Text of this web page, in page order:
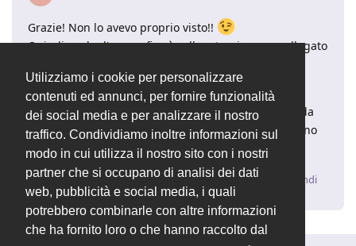
Utilizziamo i cookie per personalizzare
contenuti ed annunci, per fornire funzionalità
dei social media e per analizzare il nostro
traffico. Condividiamo inoltre informazioni sul
modo in cui utilizza il nostro sito con i nostri
partner che si occupano di analisi dei dati
web, pubblicità e social media, i quali
potrebbero combinarle con altre informazioni
che ha fornito loro o che hanno raccolto dal
Grazie! Non lo avevo proprio visto!!
Quindi anche l'anagrafica è collegata, rimane scollegato
In alternativa potrebbe essere utile che il cerca
mostrasse anche i risultati relativi ai contratti, così da
vedere subito se un cliente ha un contratto oppure no
senza entrare nella scheda anagrafica o impianto
Rispondi